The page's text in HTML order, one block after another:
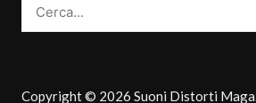
Copyright © 2026 Suoni Distorti